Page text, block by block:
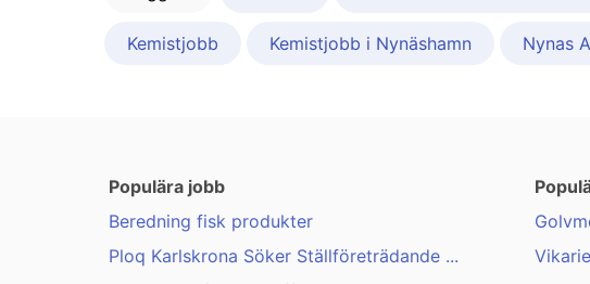
Kemistjobb Kemistjobb i Nynäshamn Nynas
Populära jobb
Beredning fisk produkter
Ploq Karlskrona Söker Ställföreträdande ...